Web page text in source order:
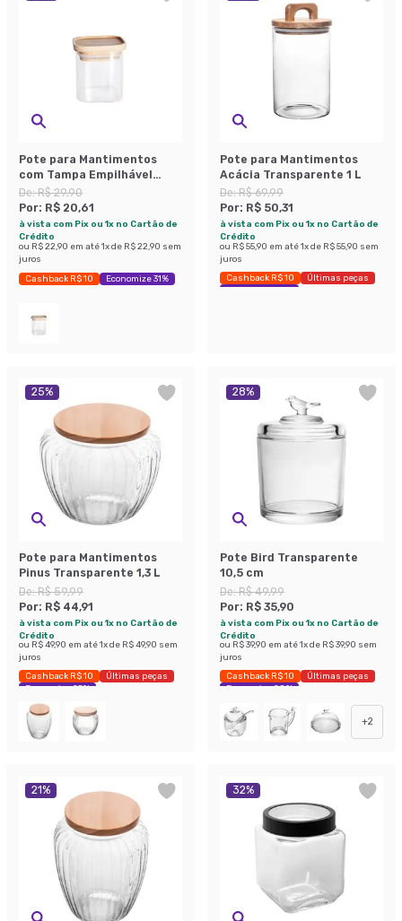
Pote para Mantimentos
com Tampa Empilhável
Bambú 150 ml
De:R$ 29,90
Por: R$ 20,61
à vista com Pix ou 1x no Cartão de
Crédito
ou R$ 22,90 em até1x de R$ 22,90 sem
juros
Cashback R$ 10 Economize 31%
Pote para Mantimentos
Acácia Transparente 1 L
De:R$ 69,99
Por: R$ 50,31
à vista com Pix ou 1x no Cartão de
Crédito
ou R$ 55,90 em até1x de R$ 55,90 sem
juros
Cashback R$ 10
Últimas peças
Economize 28%
25%
Pote para Mantimentos
Pinus Transparente 1,3 L
De:R$ 59,99
Por: R$ 44,91
à vista com Pix ou 1x no Cartão de
Crédito
ou R$ 49,90 em até1x de R$ 49,90 sem
juros
Cashback R$ 10
Últimas peças
Economize 25%
28%
Pote Bird Transparente
10,5 cm
De:R$ 49,99
Por: R$ 35,90
à vista com Pix ou 1x no Cartão de
Crédito
ou R$ 39,90 em até1x de R$ 39,90 sem
juros
Cashback R$ 10
Últimas peças
Economize 28%
+2
21% 32%